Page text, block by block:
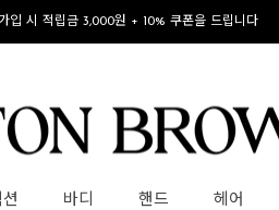
입 시 적립금 3,000원 + 10% 쿠폰을 드립니다
바디 핸드 헤어